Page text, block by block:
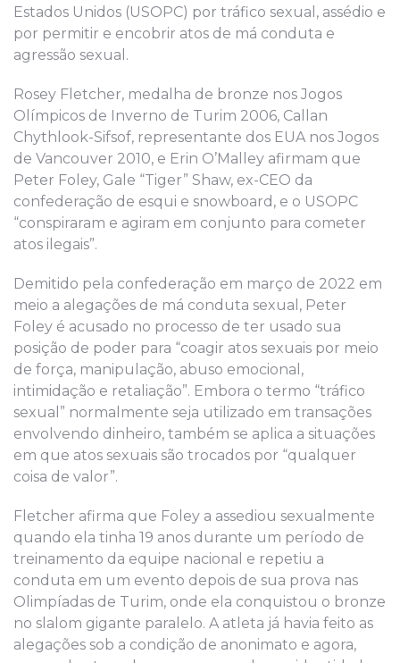
Estados Unidos (USOPC) por tráfico sexual, assédio e
por permitir e encobrir atos de má conduta e
agressão sexual.
Rosey Fletcher, medalha de bronze nos Jogos
Olímpicos de Inverno de Turim 2006, Callan
Chythlook-Sifsof, representante dos EUA nos Jogos
de Vancouver 2010, e Erin O’Malley afirmam que
Peter Foley, Gale “Tiger” Shaw, ex-CEO da
confederação de esqui e snowboard, e o USOPC
“conspiraram e agiram em conjunto para cometer
atos ilegais”.
Demitido pela confederação em março de 2022 em
meio a alegações de má conduta sexual, Peter
Foley é acusado no processo de ter usado sua
posição de poder para “coagir atos sexuais por meio
de força, manipulação, abuso emocional,
intimidação e retaliação”. Embora o termo “tráfico
sexual” normalmente seja utilizado em transações
envolvendo dinheiro, também se aplica a situações
em que atos sexuais são trocados por “qualquer
coisa de valor”.
Fletcher afirma que Foley a assediou sexualmente
quando ela tinha 19 anos durante um período de
treinamento da equipe nacional e repetiu a
conduta em um evento depois de sua prova nas
Olimpíadas de Turim, onde ela conquistou o bronze
no slalom gigante paralelo. A atleta já havia feito as
alegações sob a condição de anonimato e agora,